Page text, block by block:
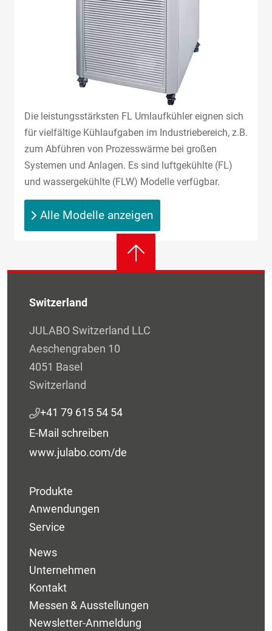
Die leistungsstärksten FL Umlaufkühler eignen sich
für vielfältige Kühlaufgaben im Industriebereich, z.B.
zum Abführen von Prozesswärme bei großen
Systemen und Anlagen. Es sind luftgekühlte (FL)
und wassergekühlte (FLW) Modelle verfügbar.
Alle Modelle anzeigen
Switzerland
JULABO Switzerland LLC
Aeschengraben 10
4051 Basel
Switzerland
+41 79 615 54 54
E-Mail schreiben
www.julabo.com/de
Produkte
Anwendungen
Service
News
Unternehmen
Kontakt
Messen & Ausstellungen
Newsletter-Anmeldung